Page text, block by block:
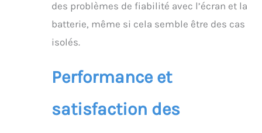
convient. UNE
ALTERNATIVE SANS
MÉDICAMENT À LA
menstruelles sans
bouillotte ou un
coussin chauffant
des problèmes de fiabilité avec l’écran et la
batterie, même si cela semble être des cas
isolés.
Performance et
satisfaction des